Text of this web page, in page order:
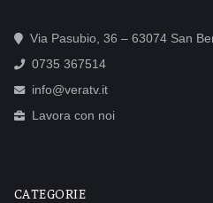
Via Pasubio, 36 – 63074 San
0735 367514
info@veratv.it
Lavora con noi
CATEGORIE